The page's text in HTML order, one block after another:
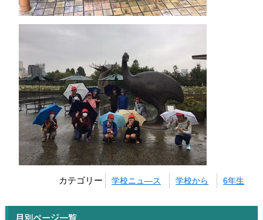
カテゴリー 学校ニュ―ス 学校から 6年生
月別ページ一覧